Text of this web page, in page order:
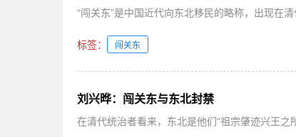
“闯关东”是中国近代向东北移民的略称，出现在
标签： 闯关东
刘兴晔：闯关东与东北封禁
在清代统治者看来，东北是他们“祖宗肇迹兴王之